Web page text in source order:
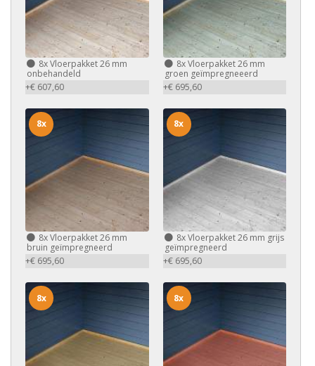
8xVloerpakket 26 mm
onbehandeld
+€ 607,60
8xVloerpakket 26 mm
groen geïmpregneeerd
+€ 695,60
8xVloerpakket 26 mm
bruin geïmpregneerd
+€ 695,60
8x
8xVloerpakket 26 mm grijs
geïmpregneerd
+€ 695,60
8x
8x 8x